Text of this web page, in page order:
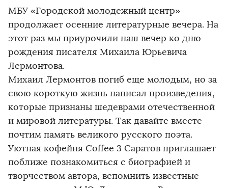
МБУ «Городской молодежный центр»
продолжает осенние литературные вечера. На
этот раз мы приурочили наш вечер ко дню
рождения писателя Михаила Юрьевича
Лермонтова.
Михаил Лермонтов погиб еще молодым, но за
свою короткую жизнь написал произведения,
которые признаны шедеврами отечественной
и мировой литературы. Так давайте вместе
почтим память великого русского поэта.
Уютная кофейня Coffee 3 Саратов приглашает
поближе познакомиться с биографией и
творчеством автора, вспомнить известные